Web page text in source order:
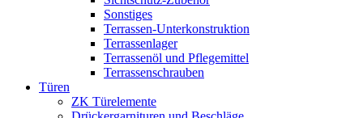
Sonstiges
Terrassen-Unterkonstruktion
Terrassenlager
Terrassenöl und Pflegemittel
Terrassenschrauben
Türen
ZK Türelemente